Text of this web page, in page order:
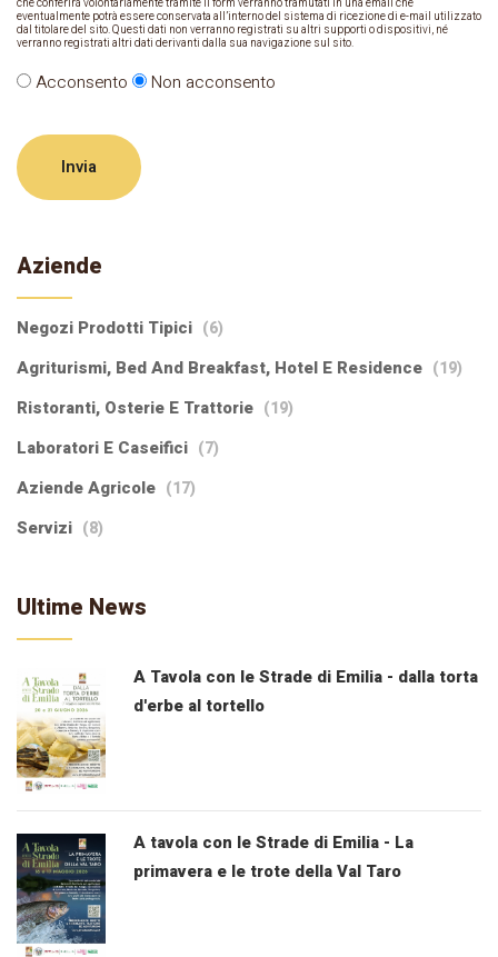
che conferirà volontariamente tramite il form verranno tramutati in una email che
eventualmente potrà essere conservata all’interno del sistema di ricezione di e-mail utilizzato
dal titolare del sito. Questi dati non verranno registrati su altri supporti o dispositivi, né
verranno registrati altri dati derivanti dalla sua navigazione sul sito.
Acconsento Non acconsento
Invia
Aziende
Negozi Prodotti Tipici (6)
Agriturismi, Bed And Breakfast, Hotel E Residence (19)
Ristoranti, Osterie E Trattorie (19)
Laboratori E Caseifici (7)
Aziende Agricole (17)
Servizi (8)
Ultime News
A Tavola con le Strade di Emilia - dalla torta
d'erbe al tortello
A tavola con le Strade di Emilia - La
primavera e le trote della Val Taro